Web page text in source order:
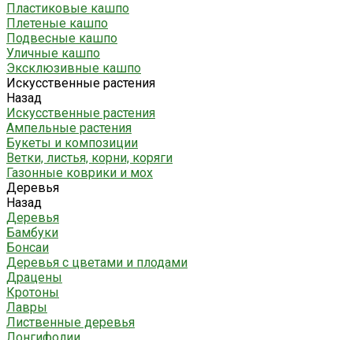
Пластиковые кашпо
Плетеные кашпо
Подвесные кашпо
Уличные кашпо
Эксклюзивные кашпо
Искусственные растения
Назад
Искусственные растения
Ампельные растения
Букеты и композиции
Ветки, листья, корни, коряги
Газонные коврики и мох
Деревья
Назад
Деревья
Бамбуки
Бонсаи
Деревья с цветами и плодами
Драцены
Кротоны
Лавры
Лиственные деревья